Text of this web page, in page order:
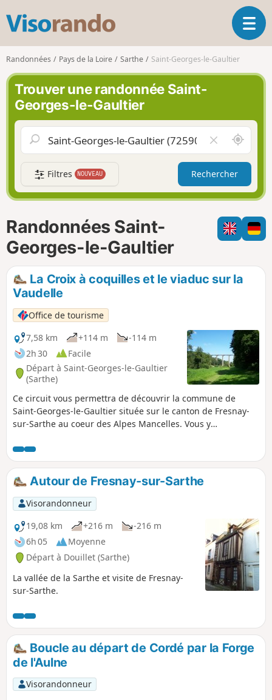
s
o
r
n
d
o
O
u
a
n
v
g
a
i
o
Randonnées Pays de la Loire Sarthe Saint-Georges-le-Gaultier
Trouver une randonnée Saint-
Georges-le-Gaultier
i
d
e
r
l
e
h
m
p
A
u
t
u
r
d
e
m
i
Filtres NOUVEAU Rechercher
Randonnées Saint-
Georges-le-Gaultier
La Croix à coquilles et le viaduc sur la
Vaudelle
Office de tourisme
7,58 km
+114 m
-114 m
2h 30
Facile
Départ à Saint-Georges-le-Gaultier
(Sarthe)
Ce circuit vous permettra de découvrir la commune de
Saint-Georges-le-Gaultier située sur le canton de Fresnay-
sur-Sarthe au coeur des Alpes Mancelles. Vous y
archaïques, etc.
Autour de Fresnay-sur-Sarthe
Visorandonneur
19,08 km
+216 m
-216 m
6h 05
Moyenne
Départ à Douillet (Sarthe)
La vallée de la Sarthe et visite de Fresnay-
sur-Sarthe.
Boucle au départ de Cordé par la Forge
de l'Aulne
Visorandonneur